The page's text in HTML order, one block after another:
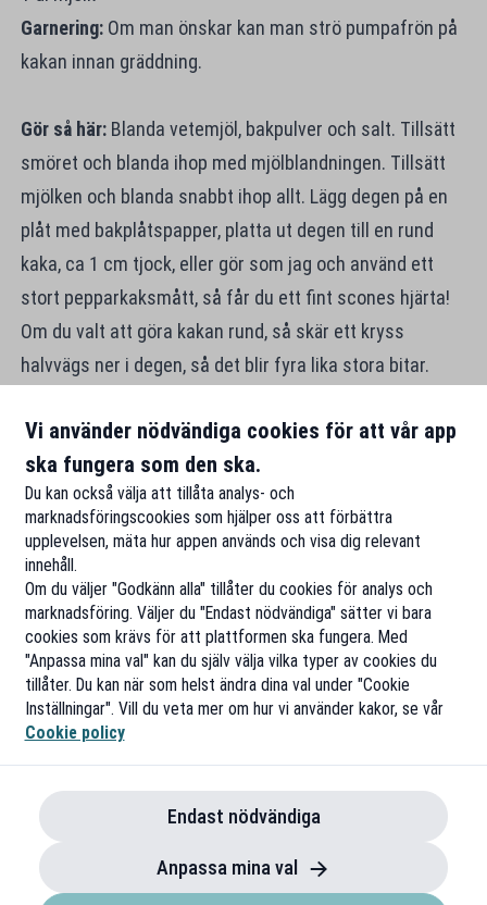
Garnering: Om man önskar kan man strö pumpafrön på
kakan innan gräddning.
Gör så här: Blanda vetemjöl, bakpulver och salt. Tillsätt
smöret och blanda ihop med mjölblandningen. Tillsätt
mjölken och blanda snabbt ihop allt. Lägg degen på en
plåt med bakplåtspapper, platta ut degen till en rund
kaka, ca 1 cm tjock, eller gör som jag och använd ett
stort pepparkaksmått, så får du ett fint scones hjärta!
Om du valt att göra kakan rund, så skär ett kryss
halvvägs ner i degen, så det blir fyra lika stora bitar.
mitt i ugnen på 250 grader.
Vi använder nödvändiga cookies för att vår app
ska fungera som den ska.
Du kan också välja att tillåta analys- och
marknadsföringscookies som hjälper oss att förbättra
upplevelsen, mäta hur appen används och visa dig relevant
innehåll.
Om du väljer "Godkänn alla" tillåter du cookies för analys och
marknadsföring. Väljer du "Endast nödvändiga" sätter vi bara
cookies som krävs för att plattformen ska fungera. Med
"Anpassa mina val" kan du själv välja vilka typer av cookies du
tillåter. Du kan när som helst ändra dina val under "Cookie
Inställningar". Vill du veta mer om hur vi använder kakor, se vår
Cookie policy
Endast nödvändiga
Anpassa mina val